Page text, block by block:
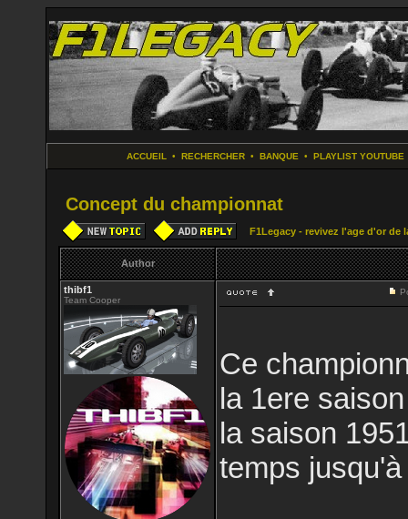
ACCUEIL • RECHERCHER• BANQUE • PLAYLIST YOUTUBE
Concept du championnat
F1Legacy - revivez l'age d'or de
Author
thibf1
Team Cooper
Ce
la 1ere
la saison
temps